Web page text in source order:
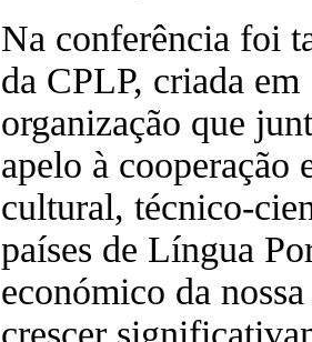
Na conferência foi
da CPLP, criada
organização que
apelo à cooperação
cultural, técnico-
países de Língua
económico da
crescer